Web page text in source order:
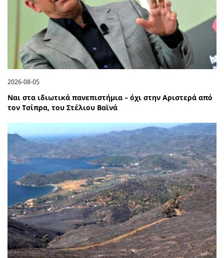
2026-08-05
Ναι στα ιδιωτικά πανεπιστήμια – όχι στην Αριστερά από
τον Τσίπρα, του Στέλιου Βαϊνά